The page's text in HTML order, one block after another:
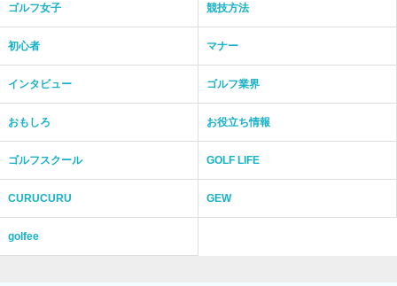
ゴルフ女子 競技方法
初心者 マナー
インタビュー ゴルフ業界
おもしろ お役立ち情報
ゴルフスクール GOLF LIFE
CURUCURU GEW
golfee